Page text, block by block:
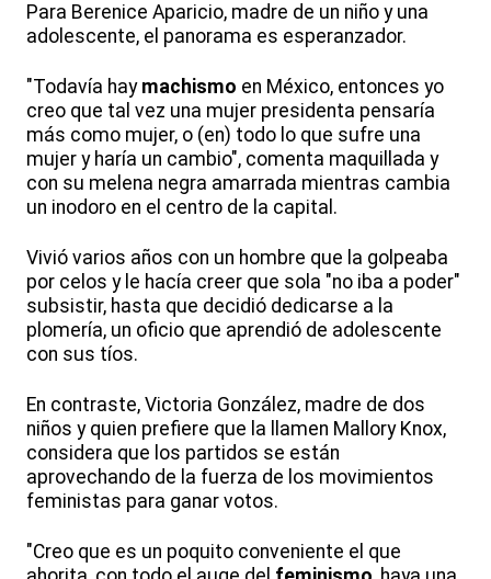
Para Berenice Aparicio, madre de un niño y una
adolescente, el panorama es esperanzador.
"Todavía hay machismo en México, entonces yo
creo que tal vez una mujer presidenta pensaría
más como mujer, o (en) todo lo que sufre una
mujer y haría un cambio", comenta maquillada y
con su melena negra amarrada mientras cambia
un inodoro en el centro de la capital.
Vivió varios años con un hombre que la golpeaba
por celos y le hacía creer que sola "no iba a poder"
subsistir, hasta que decidió dedicarse a la
plomería, un oficio que aprendió de adolescente
con sus tíos.
En contraste, Victoria González, madre de dos
niños y quien prefiere que la llamen Mallory Knox,
considera que los partidos se están
aprovechando de la fuerza de los movimientos
feministas para ganar votos.
"Creo que es un poquito conveniente el que